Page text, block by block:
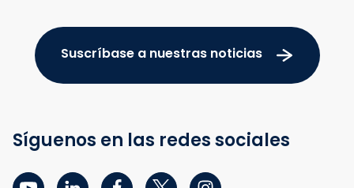
Suscríbase a nuestras noticias
Síguenos en las redes sociales